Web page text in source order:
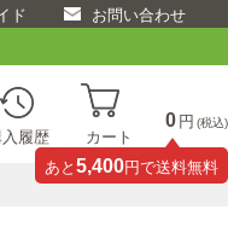
ド お問い合わせ
履歴 カート
0 円 (税込)
あと 5,400円で送料無料